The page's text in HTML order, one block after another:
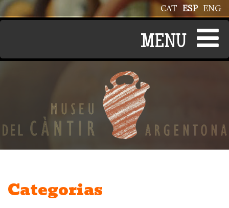
Pasar al contenido principal ENG
ESP
CAT
Categorias